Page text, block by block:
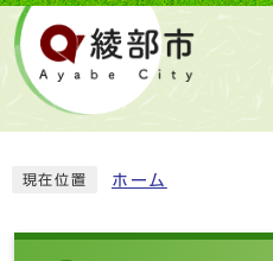
現在位置 ホーム